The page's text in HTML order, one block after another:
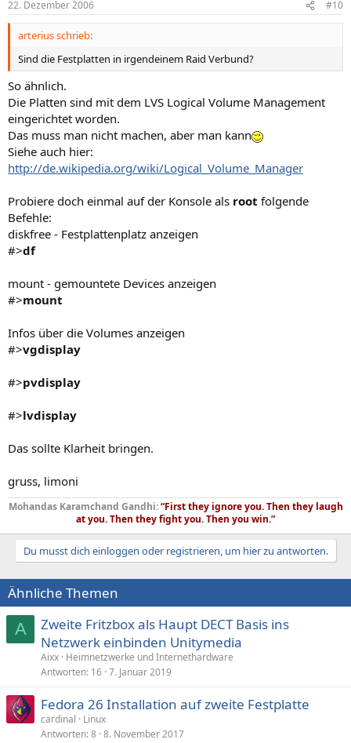
22. Dezember 2006 #10
arterius schrieb:
Sind die Festplatten in irgendeinem Raid Verbund?
So ähnlich.
Die Platten sind mit dem LVS Logical Volume Management
eingerichtet worden.
Das muss man nicht machen, aber man kann
Siehe auch hier:
http://de.wikipedia.org/wiki/Logical_Volume_Manager
Probiere doch einmal auf der Konsole als root folgende
Befehle:
diskfree - Festplattenplatz anzeigen
#>df
mount - gemountete Devices anzeigen
#>mount
Infos über die Volumes anzeigen
#>vgdisplay
#>pvdisplay
#>lvdisplay
Das sollte Klarheit bringen.
gruss, limoni
Mohandas Karamchand Gandhi: “First they ignore you. Then they laugh
at you. Then they fight you. Then you win.”
Du musst dich einloggen oder registrieren, um hier zu antworten.
Ähnliche Themen
A
Zweite Fritzbox als Haupt DECT Basis ins
Netzwerk einbinden Unitymedia
Aixx Heimnetzwerke und Internethardware
Antworten 16 7. Januar 2019
Fedora 26 Installation auf zweite Festplatte
cardinal
Linux
Antworten 8 8. November 2017